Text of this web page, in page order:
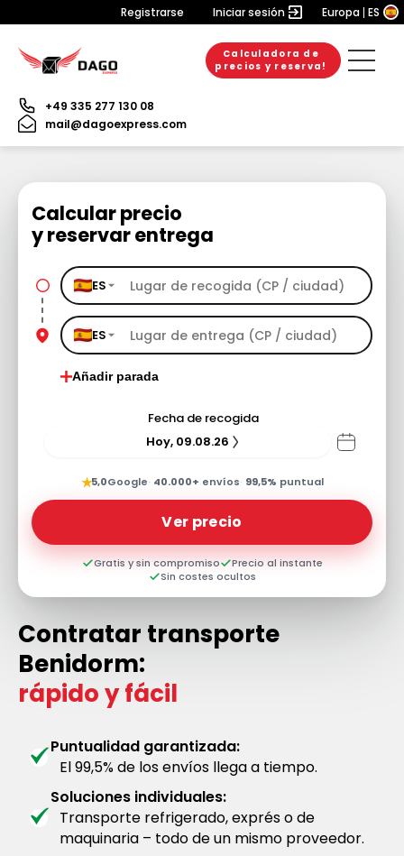
Registrarse Iniciar sesión Europa ES
Calculadora de
precios y reserva!
+49 335 277 130 08
mail@dagoexpress.com
Calcular precio
y reservar entrega
ES
ES
Añadir parada
Fecha de recogida
Hoy, 09.08.26
★5,0Google· 40.000+ envíos· 99,5% puntual
Ver precio
Gratis y sin compromiso
Precio al instante
Sin costes ocultos
Contratar transporte
Benidorm:
rápido y fácil
Puntualidad garantizada:
El 99,5% de los envíos llega a tiempo.
Soluciones individuales:
Transporte refrigerado, exprés o de
maquinaria – todo de un mismo proveedor.